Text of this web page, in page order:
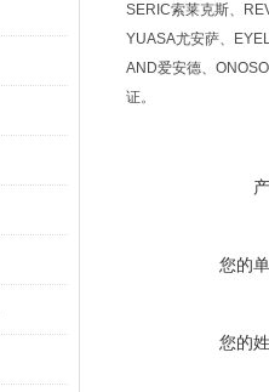
SERIC索莱克斯、
YUASA尤安萨、
AND爱安德、
证。
您的
您的